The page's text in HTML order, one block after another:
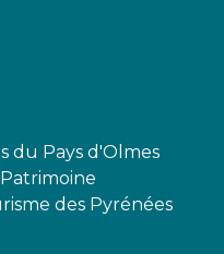
du Pays d'Olmes
des Pyrénées